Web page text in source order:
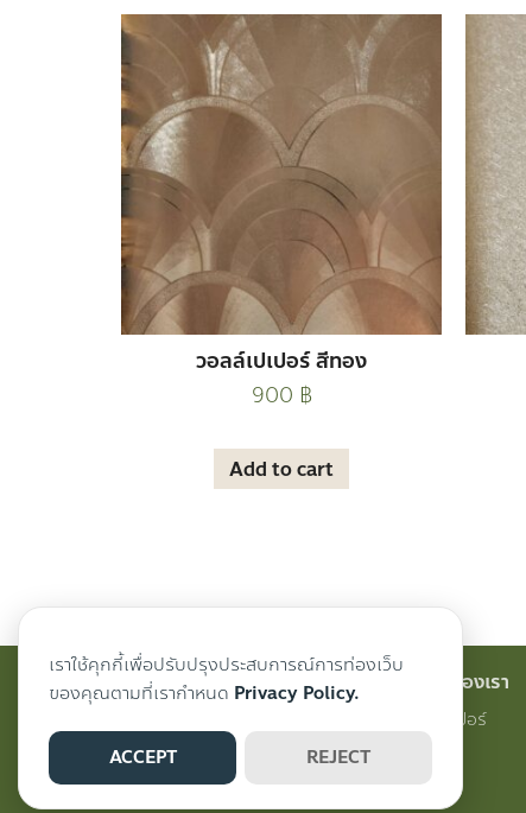
วอลล์เปเปอร์ สีทอง
900 ฿
Add to cart
สินค้าของเรา
วอลเปเปอร์
เราใช้คุกกี้เพื่อปรับปรุงประสบการณ์การท่องเว็บ
ของคุณตามที่เรากำหนด Privacy Policy.
ACCEPT REJECT